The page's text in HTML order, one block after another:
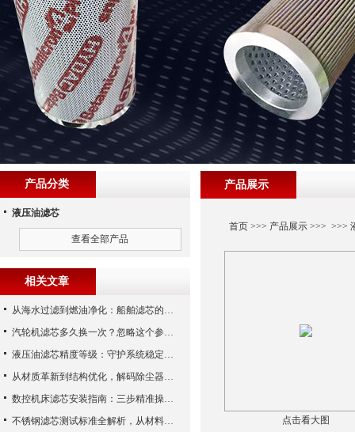
产品展示
首页>>> 产品展示>>> >>>
点击看大图
产品分类
液压油滤芯
查看全部产品
相关文章
从海水过滤到燃油净化：船舶滤芯的多场景应用解析
汽轮机滤芯多久换一次？忽略这个参数，机组非停损失可能上百万！
液压油滤芯精度等级：守护系统稳定与寿命的“微米标尺”
从材质革新到结构优化，解码除尘器滤芯性能跃升的核心逻辑
数控机床滤芯安装指南：三步精准操作，杜绝设备“亚健康”
不锈钢滤芯测试标准全解析，从材料性能到应用场景的严苛验证